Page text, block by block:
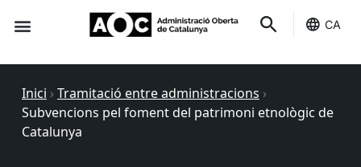
CA
Inici › Tramitació entre administracions ›
Subvencions pel foment del patrimoni etnològic de
Catalunya